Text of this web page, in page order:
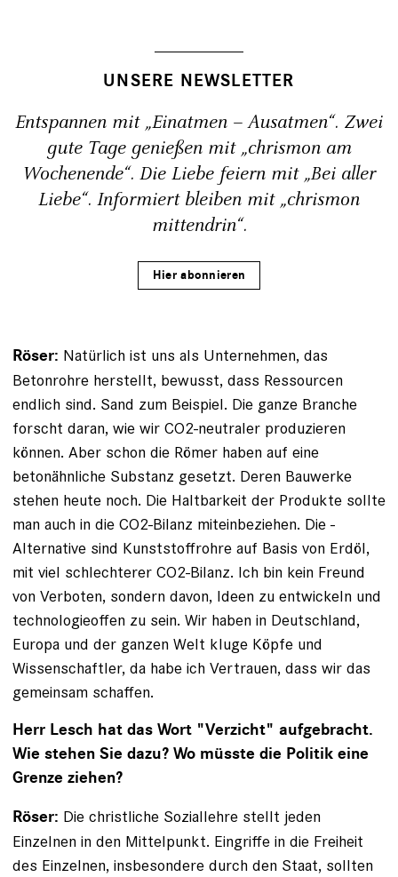
UNSERE NEWSLETTER
Entspannen mit „Einatmen – Ausatmen“. Zwei
gute Tage genießen mit „chrismon am
Wochenende“. Die Liebe feiern mit „Bei aller
Liebe“. Informiert bleiben mit „chrismon
mittendrin“.
Hier abonnieren
Röser: Natürlich ist uns als Unternehmen, das
Betonrohre herstellt, bewusst, dass Ressourcen
endlich sind. Sand zum Beispiel. Die ganze Branche
forscht daran, wie wir CO2-neutraler produzieren
können. Aber schon die Römer haben auf eine
betonähnliche Substanz gesetzt. Deren Bauwerke
stehen heute noch. Die Haltbarkeit der Produkte sollte
man auch in die CO2-Bilanz miteinbeziehen. Die ­
Alternative sind Kunststoffrohre auf Basis von Erdöl,
mit viel schlechterer CO2-Bilanz. Ich bin kein Freund
von Verboten, sondern davon, Ideen zu entwickeln und
technologieoffen zu sein. Wir haben in Deutschland,
Europa und der ganzen Welt kluge Köpfe und
Wissenschaftler, da habe ich Vertrauen, dass wir das
gemeinsam schaffen.
Herr Lesch hat das Wort "Verzicht" aufgebracht.
Wie stehen Sie dazu? Wo müsste die Politik eine
Grenze ziehen?
Röser: Die christliche Soziallehre stellt jeden
Einzelnen in den Mittelpunkt. Eingriffe in die Freiheit
des Einzelnen, insbesondere durch den Staat, sollten